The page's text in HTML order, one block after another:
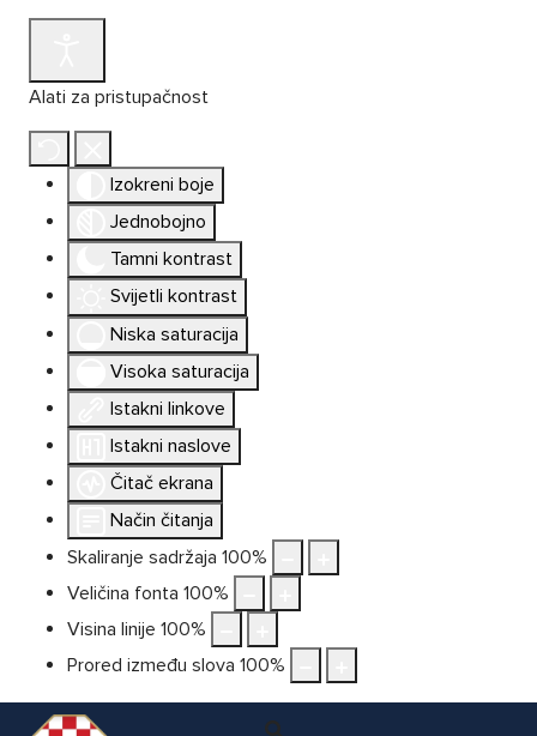
Alati za pristupačnost
Izokreni boje
Jednobojno
Tamni kontrast
Svijetli kontrast
Niska saturacija
Visoka saturacija
Istakni linkove
Istakni naslove
Čitač ekrana
Način čitanja
Skaliranje sadržaja 100%
Veličina fonta 100%
Visina linije 100%
Prored između slova 100%